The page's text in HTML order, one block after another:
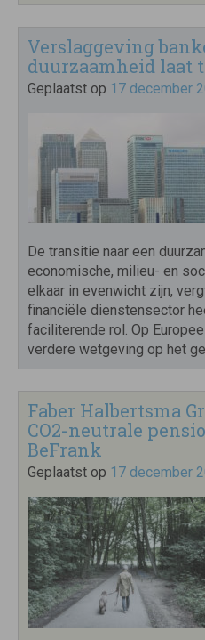
Verslaggeving
duurzaamheid laat
Geplaatst op 17 december
De transitie naar een
economische, milieu- en
elkaar in evenwicht zijn,
financiële dienstensector
faciliterende rol. Op
verdere wetgeving op het
Faber Halbertsma
CO2-neutrale
BeFrank
Geplaatst op 17 december